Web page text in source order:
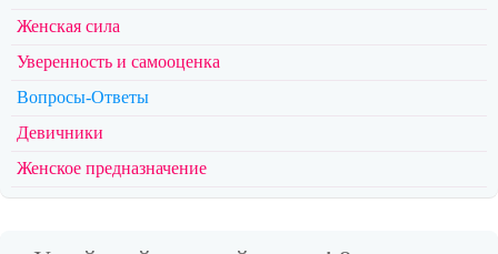
Женская сила
Уверенность и самооценка
Вопросы-Ответы
Девичники
Женское предназначение